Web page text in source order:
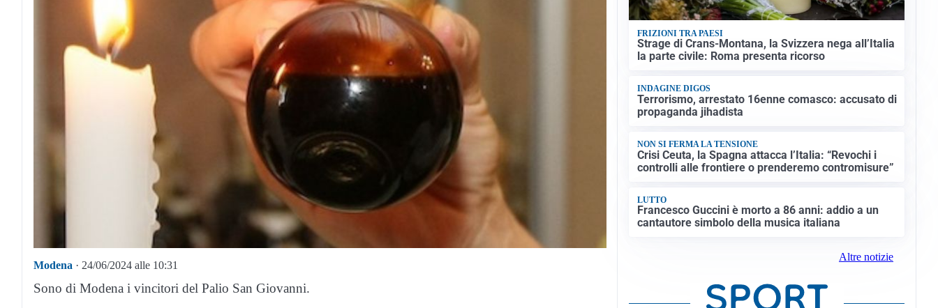
Modena · 24/06/2024 alle 10:31
Sono di Modena i vincitori del Palio San Giovanni.
FRIZIONI TRA PAESI
Strage di Crans-Montana, la Svizzera nega all’Italia
la parte civile: Roma presenta ricorso
INDAGINE DIGOS
Terrorismo, arrestato 16enne comasco: accusato di
propaganda jihadista
NON SI FERMA LA TENSIONE
Crisi Ceuta, la Spagna attacca l’Italia: “Revochi i
controlli alle frontiere o prenderemo contromisure”
LUTTO
Francesco Guccini è morto a 86 anni: addio a un
cantautore simbolo della musica italiana
Altre notizie